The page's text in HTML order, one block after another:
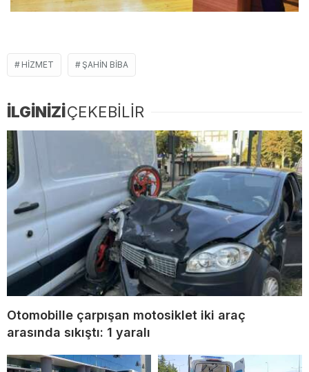
HIZMET ŞAHIN BIBA
İLGİNİZİÇEKEBİLİR
Otomobille çarpışan motosiklet iki araç
arasında sıkıştı: 1 yaralı